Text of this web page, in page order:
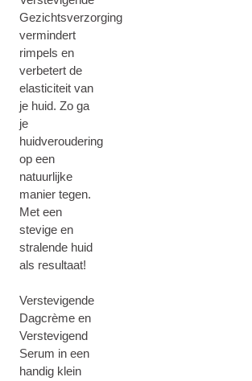
Gezichtsverzorging
vermindert
rimpels en
verbetert de
elasticiteit van
je huid. Zo ga
je
huidveroudering
op een
natuurlijke
manier tegen.
Met een
stevige en
stralende huid
als resultaat!
Verstevigende
Dagcrème en
Verstevigend
Serum in een
handig klein